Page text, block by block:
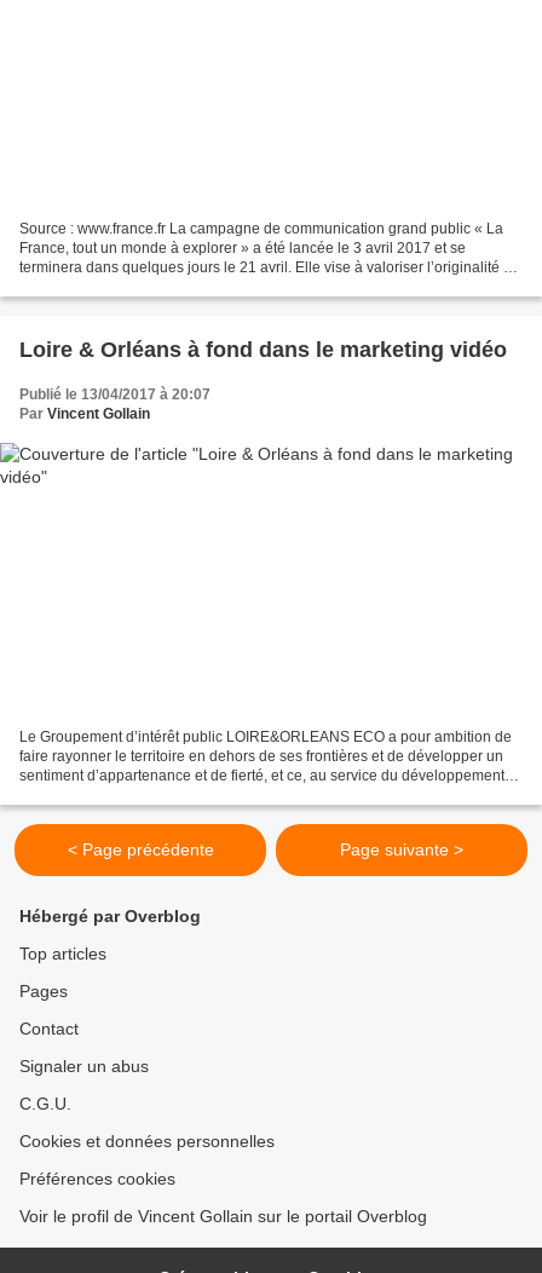
Source : www.france.fr La campagne de communication grand public « La
France, tout un monde à explorer » a été lancée le 3 avril 2017 et se
terminera dans quelques jours le 21 avril. Elle vise à valoriser l’originalité de
Loire & Orléans à fond dans le marketing vidéo
Publié le 13/04/2017 à 20:07
Par Vincent Gollain
Le Groupement d’intérêt public LOIRE&ORLEANS ECO a pour ambition de
faire rayonner le territoire en dehors de ses frontières et de développer un
sentiment d’appartenance et de fierté, et ce, au service du développement
< Page précédente Page suivante >
Hébergé par Overblog
Top articles
Pages
Contact
Signaler un abus
C.G.U.
Cookies et données personnelles
Préférences cookies
Voir le profil de Vincent Gollain sur le portail Overblog